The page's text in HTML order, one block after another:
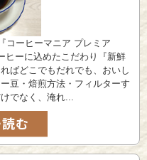
コーヒーマニア プレミア
ヒーに込めたこだわり『新鮮
ばどこでもだれでも、おいし
豆・焙煎方法・フィルターす
でなく、淹れ...